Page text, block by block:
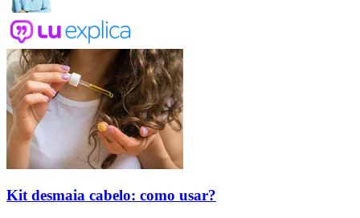
Kit desmaia cabelo: como usar?